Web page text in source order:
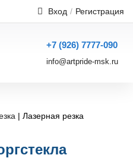
Вход / Регистрация
+7 (926) 7777-090
info@artpride-msk.ru
| Лазерная резка